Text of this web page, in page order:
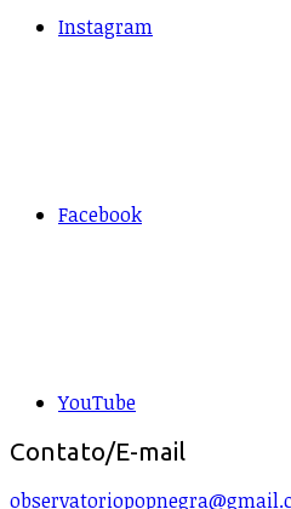
Instagram
Facebook
YouTube
Contato/E-mail